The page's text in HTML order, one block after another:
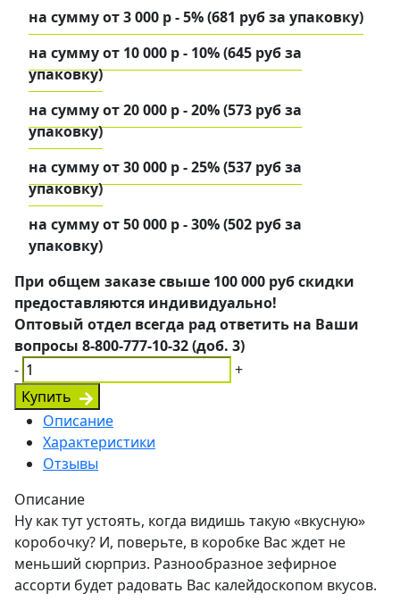
на сумму от 3 000 р - 5% (681 руб за упаковку)
на сумму от 10 000 р - 10% (645 руб за
упаковку)
на сумму от 20 000 р - 20% (573 руб за
упаковку)
на сумму от 30 000 р - 25% (537 руб за
упаковку)
на сумму от 50 000 р - 30% (502 руб за
упаковку)
При общем заказе свыше 100 000 руб скидки
предоставляются индивидуально!
Оптовый отдел всегда рад ответить на Ваши
вопросы 8-800-777-10-32 (доб. 3)
-
+
Купить
Описание
Характеристики
Отзывы
Описание
Ну как тут устоять, когда видишь такую «вкусную»
коробочку? И, поверьте, в коробке Вас ждет не
меньший сюрприз. Разнообразное зефирное
ассорти будет радовать Вас калейдоскопом вкусов.